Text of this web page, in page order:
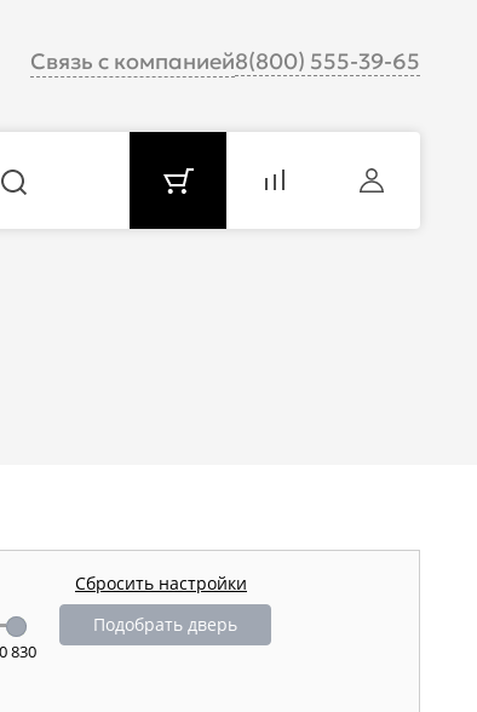
Связь с компанией8(800) 555-39-65
830
Подобрать дверь